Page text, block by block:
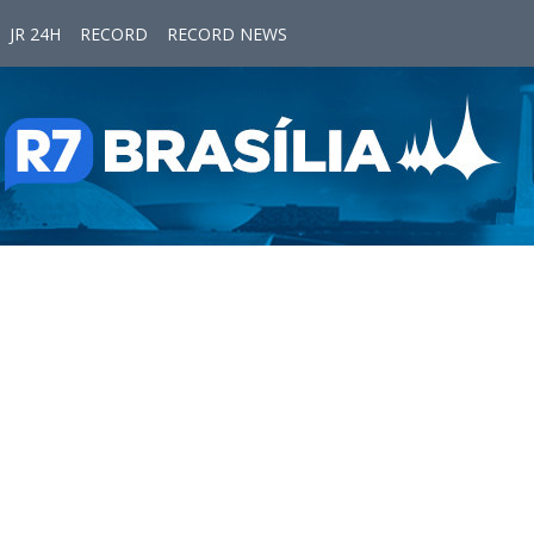
JR 24H RECORD RECORD NEWS